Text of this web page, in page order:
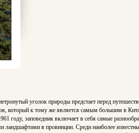
уголок природы предстает перед
который к тому же является самым большим в
году, заповедник включает в себя самые
в провинции. Среди наиболее